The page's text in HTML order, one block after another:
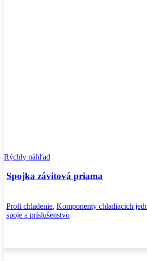
Rýchly náhľad
Spojka závitová priama
Profi chladenie, Komponenty chladiacich
spoje a príslušenstvo